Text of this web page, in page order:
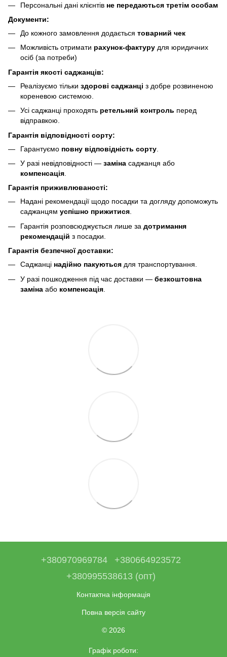
Персональні дані клієнтів не передаються третім особам
Документи:
До кожного замовлення додається товарний чек
Можливість отримати рахунок-фактуру для юридичних
осіб (за потреби)
Гарантія якості саджанців:
Реалізуємо тільки здорові саджанці з добре розвиненою
кореневою системою.
Усі саджанці проходять ретельний контроль перед
відправкою.
Гарантія відповідності сорту:
Гарантуємо повну відповідність сорту
У разі невідповідності — заміна саджанця або
компенсація
Гарантія приживлюваності:
Надані рекомендації щодо посадки та догляду допоможуть
саджанцям успішно прижитися.
Гарантія розповсюджується лише за дотримання
рекомендацій з посадки.
Гарантія безпечної доставки:
Саджанці надійно пакуються для транспортування.
У разі пошкодження під час доставки — безкоштовна
заміна або компенсація
+380970969784
+380664923572
+380995538613 (опт)
Контактна інформація
Повна версія сайту
© 2026
Графік роботи: